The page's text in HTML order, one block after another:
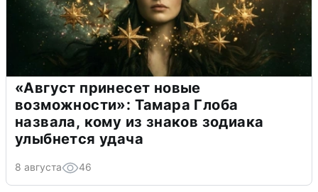
«Август принесет новые
возможности»: Тамара Глоба
назвала, кому из знаков зодиака
улыбнется удача
8 августа 46